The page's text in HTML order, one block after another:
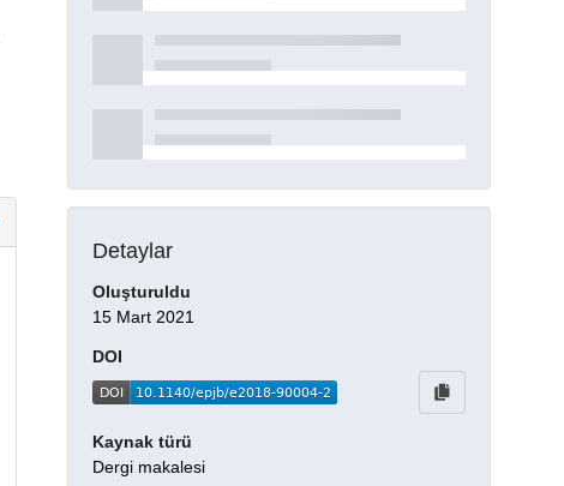
Detaylar
Oluşturuldu
15 Mart 2021
DOI
Kaynak türü
Dergi makalesi